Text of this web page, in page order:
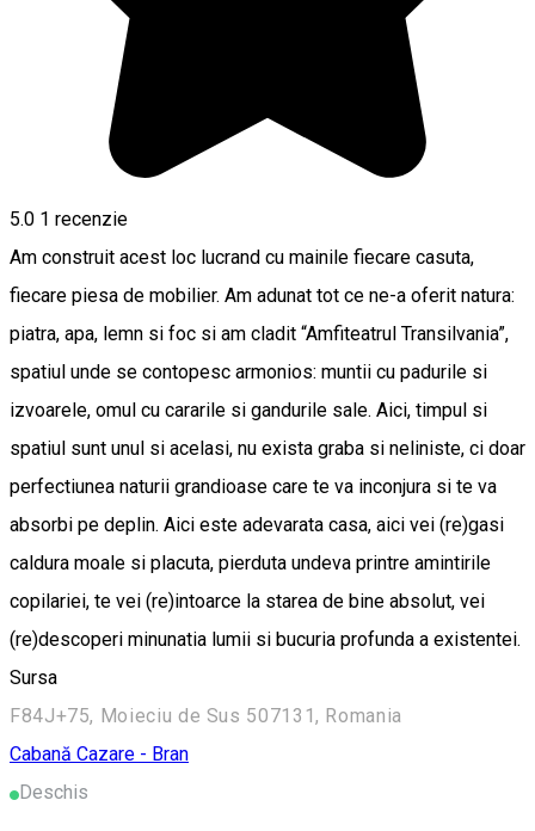
5.0 1 recenzie
Am construit acest loc lucrand cu mainile fiecare casuta,
fiecare piesa de mobilier. Am adunat tot ce ne-a oferit natura:
piatra, apa, lemn si foc si am cladit “Amfiteatrul Transilvania”,
spatiul unde se contopesc armonios: muntii cu padurile si
izvoarele, omul cu cararile si gandurile sale. Aici, timpul si
spatiul sunt unul si acelasi, nu exista graba si neliniste, ci doar
perfectiunea naturii grandioase care te va inconjura si te va
absorbi pe deplin. Aici este adevarata casa, aici vei (re)gasi
caldura moale si placuta, pierduta undeva printre amintirile
copilariei, te vei (re)intoarce la starea de bine absolut, vei
(re)descoperi minunatia lumii si bucuria profunda a existentei.
Sursa
F84J+75, Moieciu de Sus 507131, Romania
Cabană Cazare - Bran
Deschis